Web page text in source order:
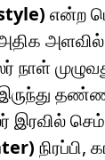
என்ற
அளவில்
நாள்
இரவில்